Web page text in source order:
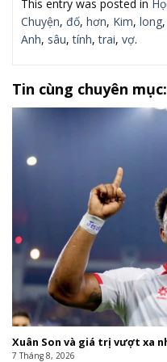
This entry was posted in
Chuyện, đố, hơn, Kim, long,
Anh, sâu,tính,trai, vợ.
Tin cùng chuyên mục:
Xuân Son và giá trị vượt xa
7 Tháng 8, 2026